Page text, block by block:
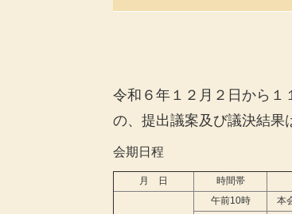
令和６年１２月２日から１
の、提出議案及び議決結果
会期日程
月 日 時間帯
午前10時
本